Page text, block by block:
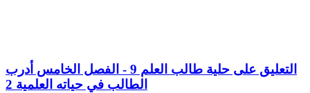
التعليق على حلية طالب العلم 9 - الفصل الخامس أدرب
الطالب في حياته العلمية 2